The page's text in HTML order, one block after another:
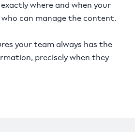
where and when your
can manage the content.
your team always has the
precisely when they